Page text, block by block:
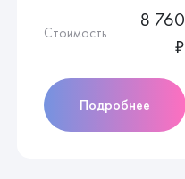
Стоимость
8 760
₽
Подробнее